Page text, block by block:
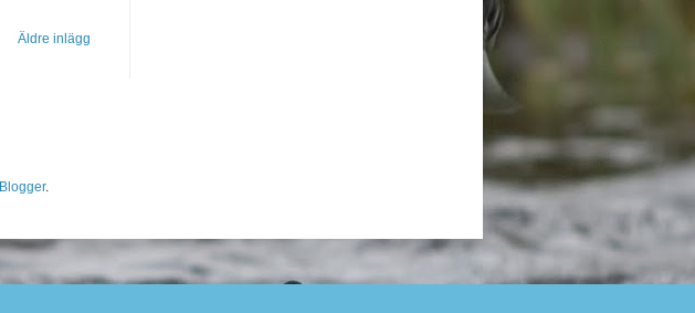
Äldre inlägg
Blogger.